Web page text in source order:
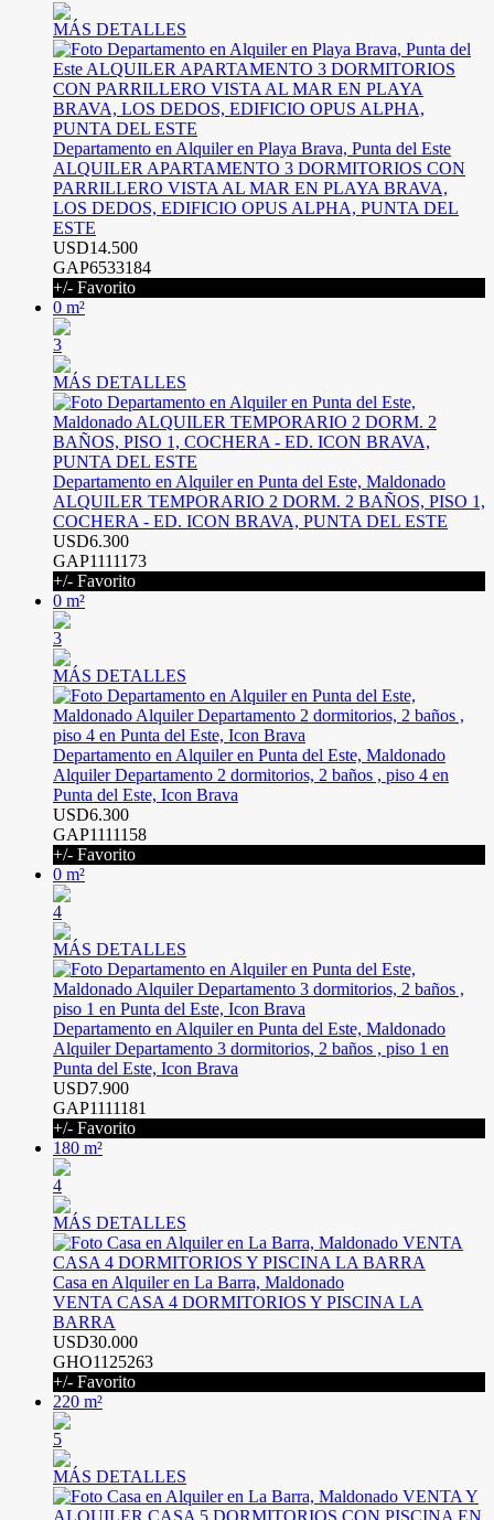
MÁS DETALLES
Departamento en Alquiler en Playa Brava, Punta del Este
ALQUILER APARTAMENTO 3 DORMITORIOS CON
PARRILLERO VISTA AL MAR EN PLAYA BRAVA,
LOS DEDOS, EDIFICIO OPUS ALPHA, PUNTA DEL
ESTE
USD14.500
GAP6533184
+/- Favorito
0 m²
3
MÁS DETALLES
Departamento en Alquiler en Punta del Este, Maldonado
ALQUILER TEMPORARIO 2 DORM. 2 BAÑOS, PISO 1,
COCHERA - ED. ICON BRAVA, PUNTA DEL ESTE
USD6.300
GAP1111173
+/- Favorito
0 m²
3
MÁS DETALLES
Departamento en Alquiler en Punta del Este, Maldonado
Alquiler Departamento 2 dormitorios, 2 baños , piso 4 en
Punta del Este, Icon Brava
USD6.300
GAP1111158
+/- Favorito
0 m²
4
MÁS DETALLES
Departamento en Alquiler en Punta del Este, Maldonado
Alquiler Departamento 3 dormitorios, 2 baños , piso 1 en
Punta del Este, Icon Brava
USD7.900
GAP1111181
+/- Favorito
180 m²
4
MÁS DETALLES
Casa en Alquiler en La Barra, Maldonado
VENTA CASA 4 DORMITORIOS Y PISCINA LA
BARRA
USD30.000
GHO1125263
+/- Favorito
220 m²
5
MÁS DETALLES